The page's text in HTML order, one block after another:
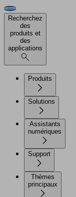
Recherchez
des
produits et
des
applications
Produits
Solutions
Assistants
numériques
Support
Thèmes
principaux